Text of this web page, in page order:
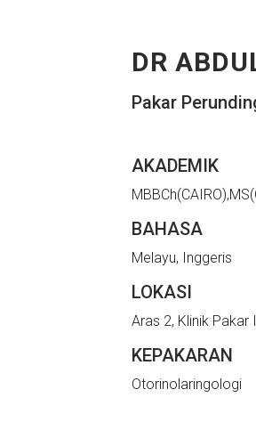
DR
Pakar
AKADEMIK
BAHASA
Melayu, Inggeris
LOKASI
Aras 2, Klinik Pakar
KEPAKARAN
Otorinolaringologi